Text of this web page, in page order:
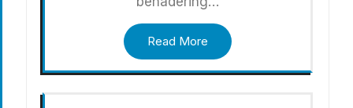
Read More